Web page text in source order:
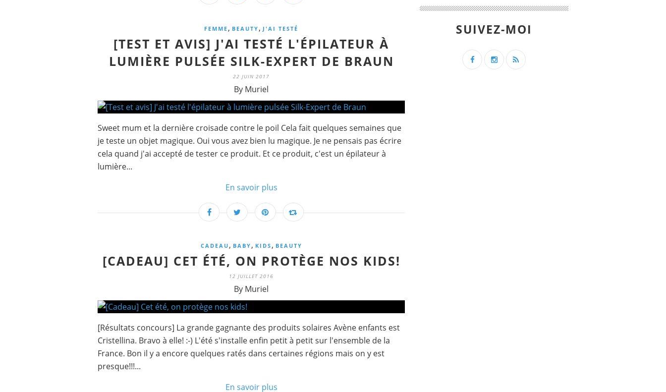
FEMME, BEAUTY,J'AI TESTÉ
[TEST ET AVIS] J'AI TESTÉ L'ÉPILATEUR À
LUMIÈRE PULSÉE SILK-EXPERT DE BRAUN
22 JUIN 2017
By Muriel
Sweet mum et la dernière croisade contre le poil Cela fait quelques semaines que
je teste un objet magique. Oui vous avez bien lu magique. Je ne pensais pas écrire
cela quand j'ai accepté de tester ce produit. Et ce produit, c'est un épilateur à
lumière...
En savoir plus
CADEAU, BABY, KIDS, BEAUTY
[CADEAU] CET ÉTÉ, ON PROTÈGE NOS KIDS!
12 JUILLET 2016
By Muriel
[Résultats concours] La grande gagnante des produits solaires Avène enfants est
Cristellina. Bravo à elle! :-) L'été s'installe enfin petit à petit sur l'ensemble de la
France. Bon il y a encore quelques ratés dans certaines régions mais on y est
presque!!!...
En savoir plus
SUIVEZ-MOI